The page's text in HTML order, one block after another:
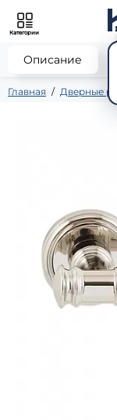
Категории
Главная Дверные
Описание